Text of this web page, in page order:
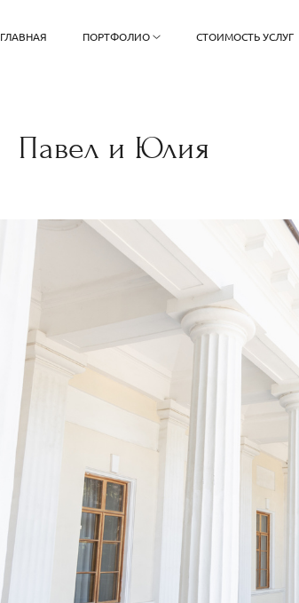
ГЛАВНАЯ ПОРТФОЛИО СТОИМОСТЬ УСЛУГ
Павел и Юлия